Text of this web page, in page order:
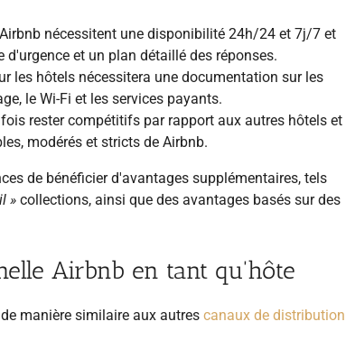
nécessitent une disponibilité 24h/24 et 7j/7 et
et un plan détaillé des réponses.
les hôtels nécessitera une documentation sur les
le Wi-Fi et les services payants.
rester compétitifs par rapport aux autres hôtels et
modérés et stricts de Airbnb.
de bénéficier d'avantages supplémentaires, tels
» collections, ainsi que des avantages basés sur des
Airbnb en tant qu'hôte
manière similaire aux autres canaux de distribution